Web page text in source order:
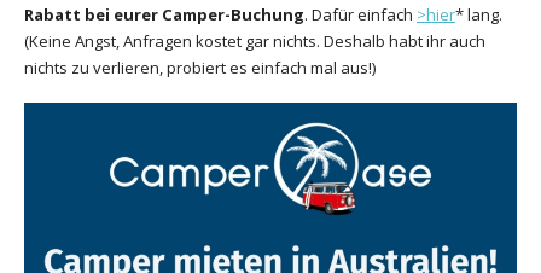
Rabatt bei eurer Camper-Buchung. Dafür einfach >hier* lang.
(Keine Angst, Anfragen kostet gar nichts. Deshalb habt ihr auch
nichts zu verlieren, probiert es einfach mal aus!)